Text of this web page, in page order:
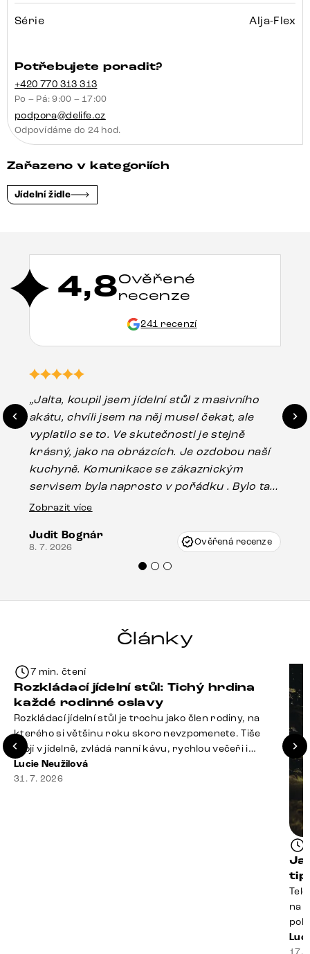
Série Alja-Flex
Potřebujete poradit?
+420 770 313 313
Po – Pá: 9:00 – 17:00
podpora@delife.cz
Odpovídáme do 24 hod.
Zařazeno v kategoriích
Jídelní židle
4,8Ověřené
recenze
241 recenzí
„Jalta, koupil jsem jídelní stůl z masivního
akátu, chvíli jsem na něj musel čekat, ale
vyplatilo se to. Ve skutečnosti je stejně
krásný, jako na obrázcích. Je ozdobou naší
kuchyně. Komunikace se zákaznickým
servisem byla naprosto v pořádku . Bylo tam
drobné poškození u nohy stolu, které mohlo
Vincze mi velmi korektně vyšli vstříc.
Doporučuji produkty Delife všem.“
Zobrazit více
Judit Bognár
8. 7. 2026 Ověřená recenze
Články
7 min. čtení
Rozkládací jídelní stůl: Tichý hrdina
každé rodinné oslavy
Rozkládací jídelní stůl je trochu jako člen rodiny, na
kterého si většinu roku skoro nevzpomenete. Tiše
stojí v jídelně, zvládá ranní kávu, rychlou večeři i
hromadu dopisů, které je potřeba „někdy vyřídit“. Pak
ale přijdou Vánoce, narozeniny nebo zpráva: „Stavíme
Lucie Neužilová
31. 7. 2026
na
17.